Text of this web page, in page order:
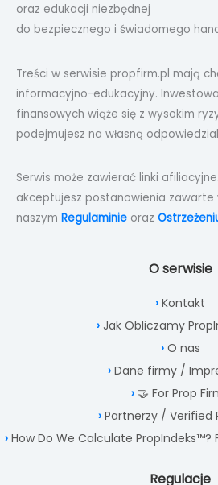
oraz edukacji niezbędnej
do bezpiecznego i świadomego
Treści w serwisie propfirm.pl mają
informacyjno-edukacyjny.
finansowych wiąże się z wysokim
podejmujesz na własną
Serwis może zawierać linki
akceptujesz postanowienia zawarte
naszym Regulaminie oraz
O serwisie
Kontakt
Jak Obliczamy
O nas
Dane firmy /
🤝 For Prop
Partnerzy / Verified
How Do We Calculate PropIndeks™?
Regulacje